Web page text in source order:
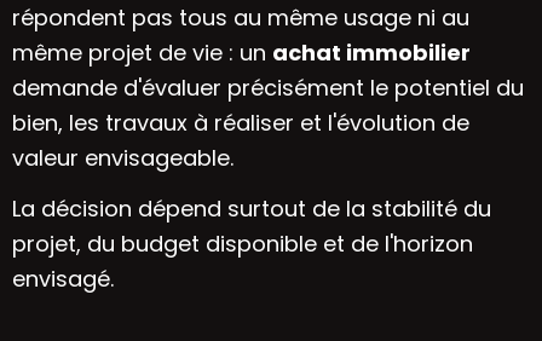
répondent pas tous au même usage ni au
même projet de vie : un achat immobilier
demande d'évaluer précisément le potentiel du
bien, les travaux à réaliser et l'évolution de
valeur envisageable.
La décision dépend surtout de la stabilité du
projet, du budget disponible et de l'horizon
envisagé.